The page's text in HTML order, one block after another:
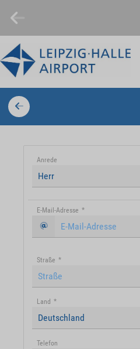
Anrede
Herr
E-Mail-Adresse *
Straße *
Land *
Deutschland
Telefon